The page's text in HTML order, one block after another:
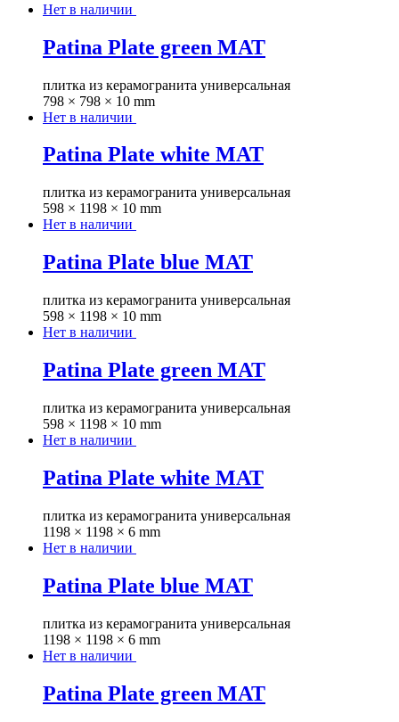
Нет в наличии
Patina Plate green MAT
плитка из керамогранита универсальная
798 × 798 × 10 mm
Нет в наличии
Patina Plate white MAT
плитка из керамогранита универсальная
598 × 1198 × 10 mm
Нет в наличии
Patina Plate blue MAT
плитка из керамогранита универсальная
598 × 1198 × 10 mm
Нет в наличии
Patina Plate green MAT
плитка из керамогранита универсальная
598 × 1198 × 10 mm
Нет в наличии
Patina Plate white MAT
плитка из керамогранита универсальная
1198 × 1198 × 6 mm
Нет в наличии
Patina Plate blue MAT
плитка из керамогранита универсальная
1198 × 1198 × 6 mm
Нет в наличии
Patina Plate green MAT